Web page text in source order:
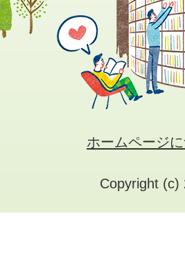
ホームページ
Copyright (c)